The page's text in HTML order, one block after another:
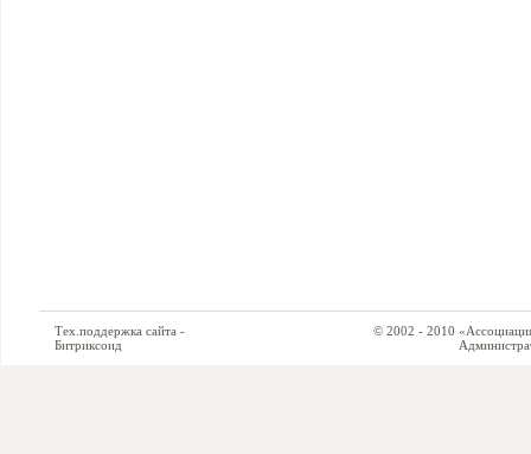
Тех.поддержка сайта -
Битриксоид
© 2002 - 2010 «Ассоциация